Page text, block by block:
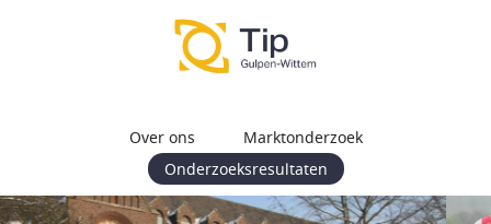
Over ons
Marktonderzoek
Onderzoeksresultaten